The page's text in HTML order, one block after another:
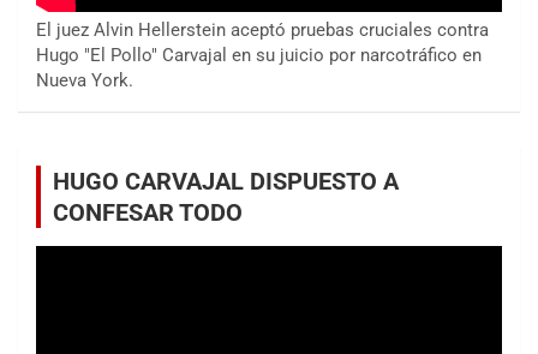
El juez Alvin Hellerstein aceptó pruebas cruciales contra
Hugo "El Pollo" Carvajal en su juicio por narcotráfico en
Nueva York.
HUGO CARVAJAL DISPUESTO A
CONFESAR TODO